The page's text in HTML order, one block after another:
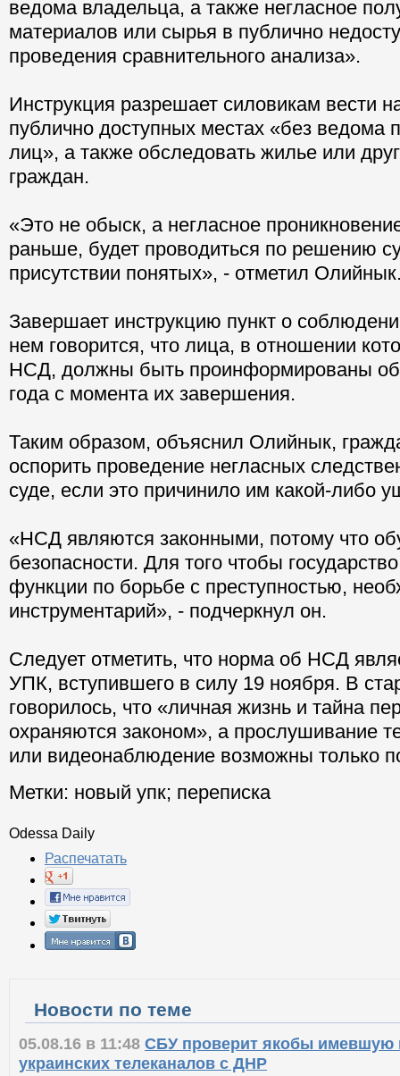
ведома владельца, а также негласное
материалов или сырья в публично
проведения сравнительного анализа».
Инструкция разрешает силовикам вести
публично доступных местах «без ведома
лиц», а также обследовать жилье или
граждан.
«Это не обыск, а негласное
раньше, будет проводиться по решению
присутствии понятых», - отметил
Завершает инструкцию пункт о
нем говорится, что лица, в отношении
НСД, должны быть проинформированы об
года с момента их завершения.
Таким образом, объяснил Олийнык,
оспорить проведение негласных
суде, если это причинило им какой-либо
«НСД являются законными, потому что
безопасности. Для того чтобы
функции по борьбе с преступностью,
инструментарий», - подчеркнул он.
Следует отметить, что норма об НСД
УПК, вступившего в силу 19 ноября. В
говорилось, что «личная жизнь и тайна
охраняются законом», а прослушивание
или видеонаблюдение возможны только
Метки: новый упк; переписка
Odessa Daily
Распечатать
Новости по теме
05.08.16 в 11:48 СБУ проверит якобы имевшую
украинских телеканалов с ДНР